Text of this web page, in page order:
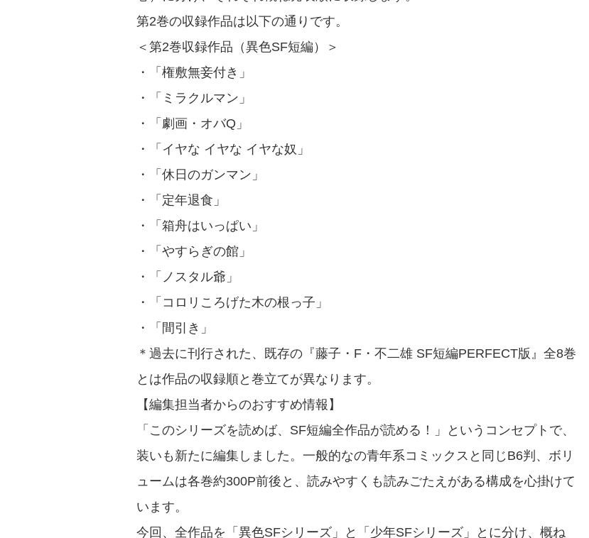
第2巻の収録作品は以下の通りです。
＜第2巻収録作品（異色SF短編）＞
・「権敷無妾付き」
・「ミラクルマン」
・「劇画・オバQ」
・「イヤな イヤな イヤな奴」
・「休日のガンマン」
・「定年退食」
・「箱舟はいっぱい」
・「やすらぎの館」
・「ノスタル爺」
・「コロリころげた木の根っ子」
・「間引き」
＊過去に刊行された、既存の『藤子・F・不二雄 SF短編PERFECT版』全8巻
とは作品の収録順と巻立てが異なります。
【編集担当者からのおすすめ情報】
「このシリーズを読めば、SF短編全作品が読める！」というコンセプトで、
装いも新たに編集しました。一般的なの青年系コミックスと同じB6判、ボリ
ュームは各巻約300P前後と、読みやすくも読みごたえがある構成を心掛けて
います。
今回、全作品を「異色SFシリーズ」と「少年SFシリーズ」とに分け、概ね